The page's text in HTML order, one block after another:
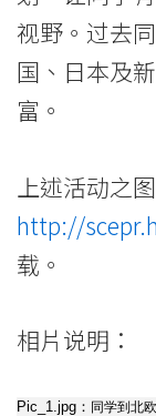
大
学
视野。过去
国、日本及
富。
上述活动之
http://
载。
相片说明：
Pic_1.jpg： 同学到北